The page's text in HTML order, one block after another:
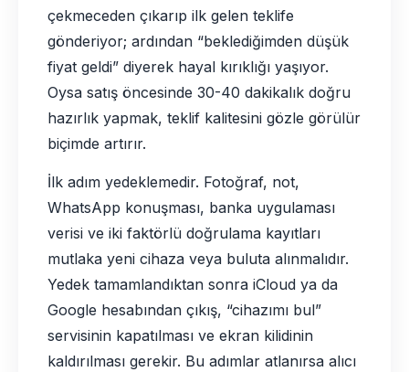
çekmeceden çıkarıp ilk gelen teklife
gönderiyor; ardından “beklediğimden düşük
fiyat geldi” diyerek hayal kırıklığı yaşıyor.
Oysa satış öncesinde 30-40 dakikalık doğru
hazırlık yapmak, teklif kalitesini gözle görülür
biçimde artırır.
İlk adım yedeklemedir. Fotoğraf, not,
WhatsApp konuşması, banka uygulaması
verisi ve iki faktörlü doğrulama kayıtları
mutlaka yeni cihaza veya buluta alınmalıdır.
Yedek tamamlandıktan sonra iCloud ya da
Google hesabından çıkış, “cihazımı bul”
servisinin kapatılması ve ekran kilidinin
kaldırılması gerekir. Bu adımlar atlanırsa alıcı